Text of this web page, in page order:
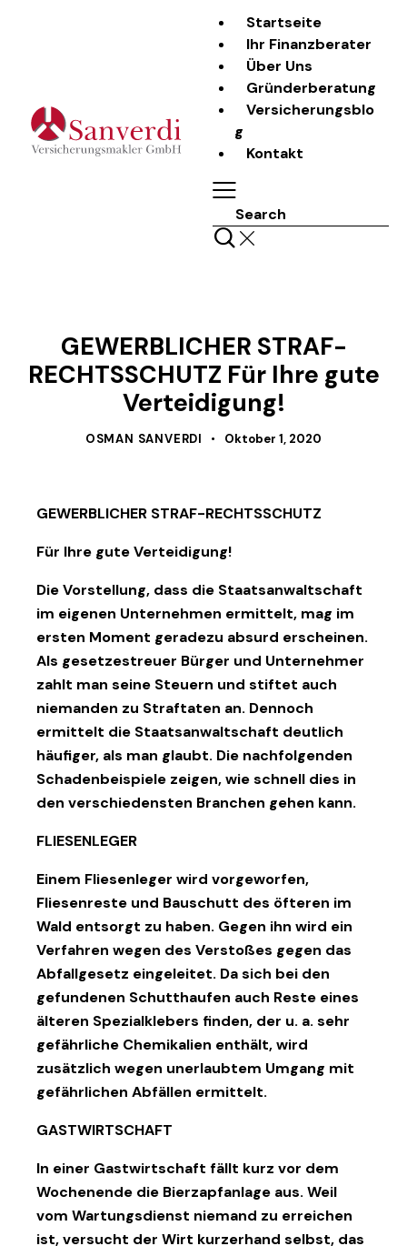
Startseite
Ihr Finanzberater
Über Uns
Gründerberatung
Versicherungsblo
g
Kontakt
Search
GEWERBLICHER STRAF-
RECHTSSCHUTZ Für Ihre gute
Verteidigung!
OSMAN SANVERDI Oktober 1, 2020
GEWERBLICHER STRAF-RECHTSSCHUTZ
Für Ihre gute Verteidigung!
Die Vorstellung, dass die Staatsanwaltschaft
im eigenen Unternehmen ermittelt, mag im
ersten Moment geradezu absurd erscheinen.
Als gesetzestreuer Bürger und Unternehmer
zahlt man seine Steuern und stiftet auch
niemanden zu Straftaten an. Dennoch
ermittelt die Staatsanwaltschaft deutlich
häufiger, als man glaubt. Die nachfolgenden
Schadenbeispiele zeigen, wie schnell dies in
den verschiedensten Branchen gehen kann.
FLIESENLEGER
Einem Fliesenleger wird vorgeworfen,
Fliesenreste und Bauschutt des öfteren im
Wald entsorgt zu haben. Gegen ihn wird ein
Verfahren wegen des Verstoßes gegen das
Abfallgesetz eingeleitet. Da sich bei den
gefundenen Schutthaufen auch Reste eines
älteren Spezialklebers finden, der u. a. sehr
gefährliche Chemikalien enthält, wird
zusätzlich wegen unerlaubtem Umgang mit
gefährlichen Abfällen ermittelt.
GASTWIRTSCHAFT
In einer Gastwirtschaft fällt kurz vor dem
Wochenende die Bierzapfanlage aus. Weil
vom Wartungsdienst niemand zu erreichen
ist, versucht der Wirt kurzerhand selbst, das